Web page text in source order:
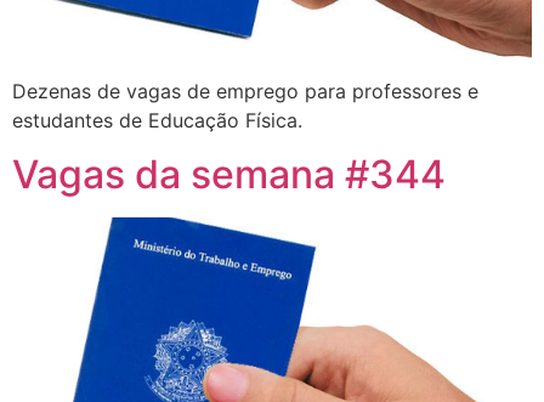
Dezenas de vagas de emprego para professores e
estudantes de Educação Física.
Vagas da semana #344